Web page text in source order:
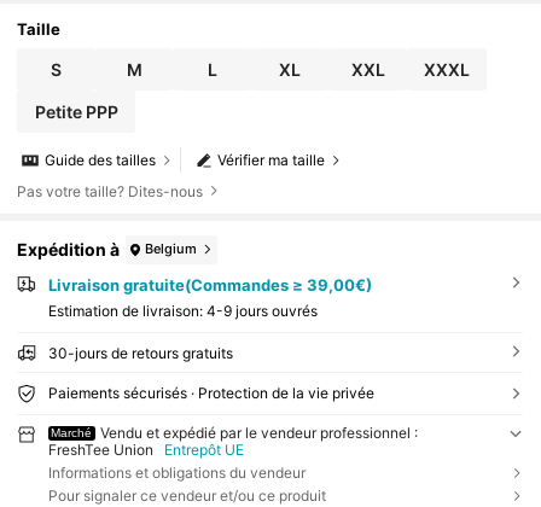
Taille
S M L XL XXL XXXL
Petite PPP
Vérifier ma taille
Guide des tailles
Pas votre taille? Dites-nous
Expédition à Belgium
Livraison gratuite(Commandes ≥ 39,00€)
Estimation de livraison: 4-9 jours ouvrés
30-jours de retours gratuits
Paiements sécurisés · Protection de la vie privée
Marché
Vendu et expédié par le vendeur professionnel :
FreshTee Union
Entrepôt UE
Informations et obligations du vendeur
Pour signaler ce vendeur et/ou ce produit